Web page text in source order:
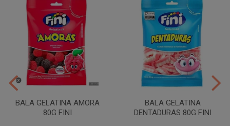
BALA GELATINA AMORA
80G FINI
BALA GELATINA
DENTADURAS 80G FINI